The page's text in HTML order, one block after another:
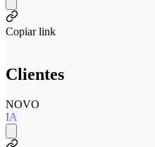
Copiar link
Clientes
NOVO
IA